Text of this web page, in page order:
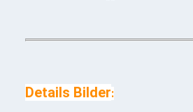
Details Bilder: